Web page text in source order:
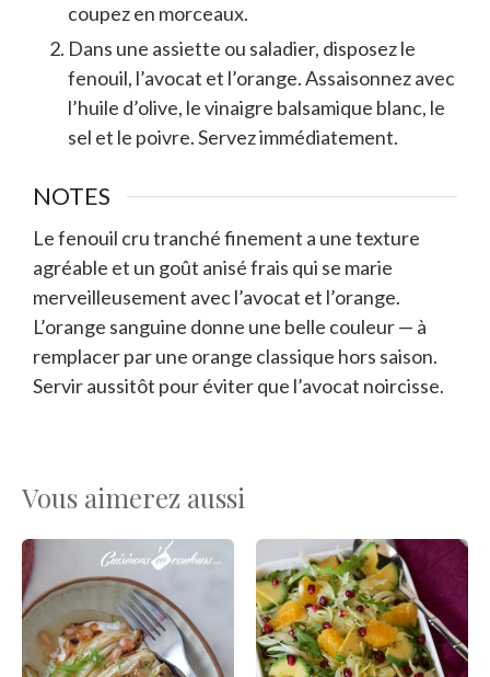
coupez en morceaux.
Dans une assiette ou saladier, disposez le
fenouil, l’avocat et l’orange. Assaisonnez avec
l’huile d’olive, le vinaigre balsamique blanc, le
sel et le poivre. Servez immédiatement.
NOTES
Le fenouil cru tranché finement a une texture
agréable et un goût anisé frais qui se marie
merveilleusement avec l’avocat et l’orange.
L’orange sanguine donne une belle couleur — à
remplacer par une orange classique hors saison.
Servir aussitôt pour éviter que l’avocat noircisse.
Vous aimerez aussi